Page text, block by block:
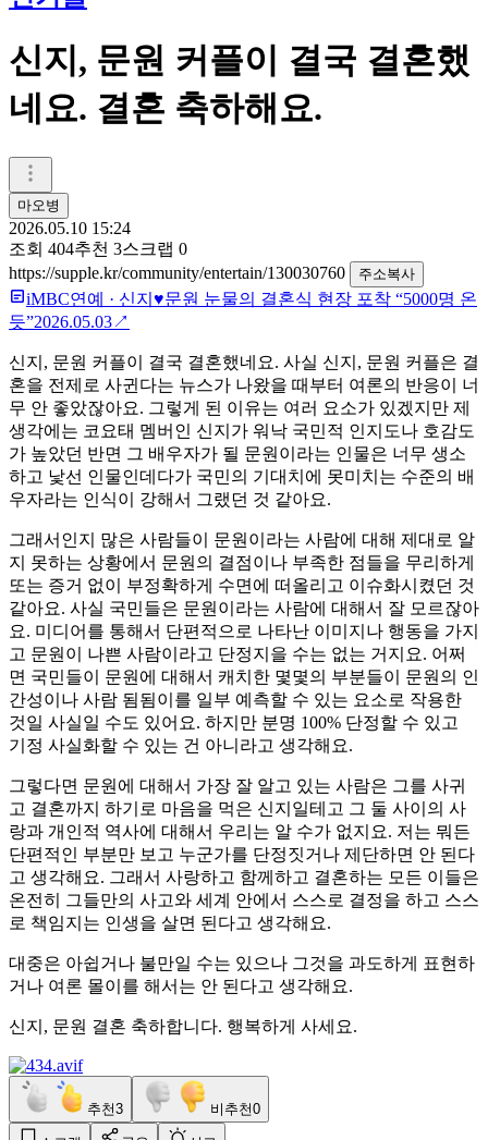
신지, 문원 커플이 결국 결혼했
네요. 결혼 축하해요.
마오병
2026.05.10 15:24
조회 404추천 3스크랩 0
https://supple.kr/community/entertain/130030760
주소복사
iMBC연예 · 신지♥문원 눈물의 결혼식 현장 포착 “5000명 온
듯”2026.05.03↗
신지, 문원 커플이 결국 결혼했네요. 사실 신지, 문원 커플은 결
혼을 전제로 사귄다는 뉴스가 나왔을 때부터 여론의 반응이 너
무 안 좋았잖아요. 그렇게 된 이유는 여러 요소가 있겠지만 제
생각에는 코요태 멤버인 신지가 워낙 국민적 인지도나 호감도
가 높았던 반면 그 배우자가 될 문원이라는 인물은 너무 생소
하고 낯선 인물인데다가 국민의 기대치에 못미치는 수준의 배
우자라는 인식이 강해서 그랬던 것 같아요.
그래서인지 많은 사람들이 문원이라는 사람에 대해 제대로 알
지 못하는 상황에서 문원의 결점이나 부족한 점들을 무리하게
또는 증거 없이 부정확하게 수면에 떠올리고 이슈화시켰던 것
같아요. 사실 국민들은 문원이라는 사람에 대해서 잘 모르잖아
요. 미디어를 통해서 단편적으로 나타난 이미지나 행동을 가지
고 문원이 나쁜 사람이라고 단정지을 수는 없는 거지요. 어쩌
면 국민들이 문원에 대해서 캐치한 몇몇의 부분들이 문원의 인
간성이나 사람 됨됨이를 일부 예측할 수 있는 요소로 작용한
것일 사실일 수도 있어요. 하지만 분명 100% 단정할 수 있고
기정 사실화할 수 있는 건 아니라고 생각해요.
그렇다면 문원에 대해서 가장 잘 알고 있는 사람은 그를 사귀
고 결혼까지 하기로 마음을 먹은 신지일테고 그 둘 사이의 사
랑과 개인적 역사에 대해서 우리는 알 수가 없지요. 저는 뭐든
단편적인 부분만 보고 누군가를 단정짓거나 제단하면 안 된다
고 생각해요. 그래서 사랑하고 함께하고 결혼하는 모든 이들은
온전히 그들만의 사고와 세계 안에서 스스로 결정을 하고 스스
로 책임지는 인생을 살면 된다고 생각해요.
대중은 아쉽거나 불만일 수는 있으나 그것을 과도하게 표현하
거나 여론 몰이를 해서는 안 된다고 생각해요.
신지, 문원 결혼 축하합니다. 행복하게 사세요.
추천3 비추천0